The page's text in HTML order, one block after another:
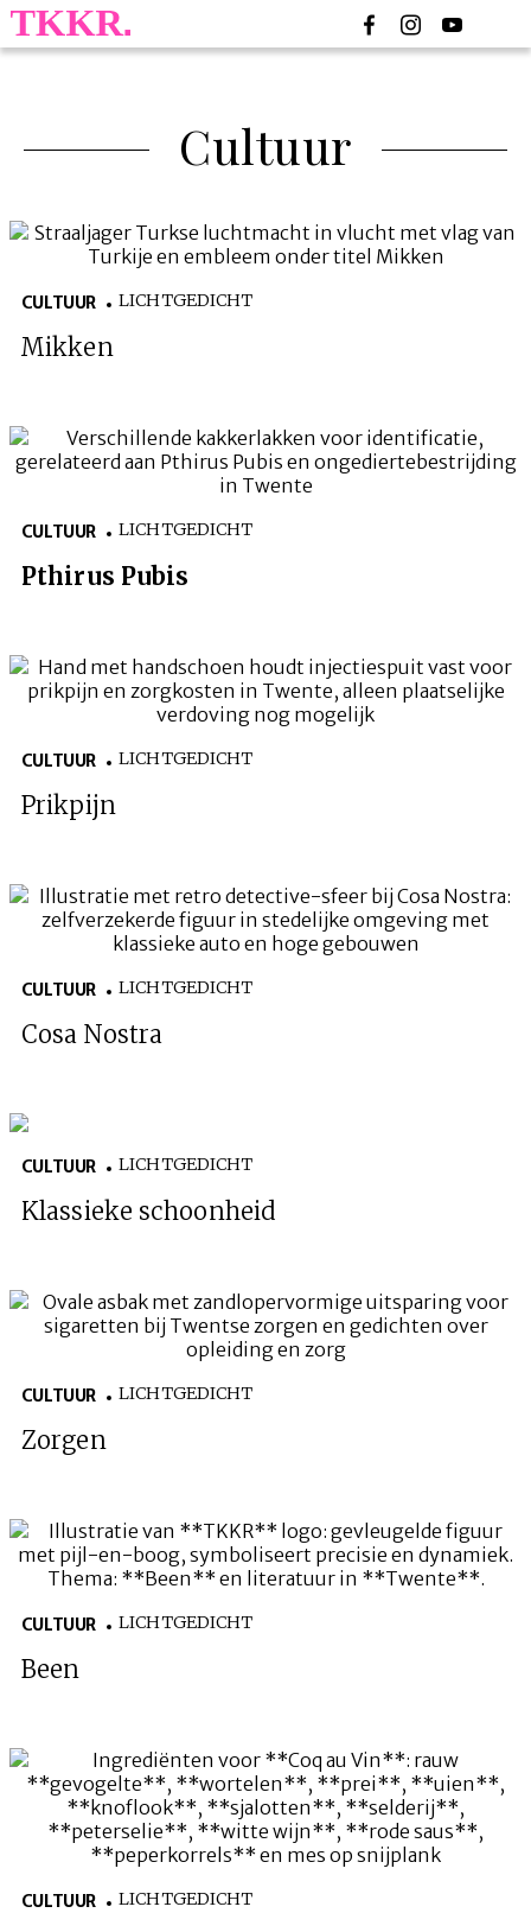
Cultuur
CULTUUR LICHTGEDICHT
Mikken
CULTUUR LICHTGEDICHT
Pthirus Pubis
CULTUUR LICHTGEDICHT
Prikpijn
CULTUUR LICHTGEDICHT
Cosa Nostra
CULTUUR LICHTGEDICHT
Klassieke schoonheid
CULTUUR LICHTGEDICHT
Zorgen
CULTUUR LICHTGEDICHT
Been
CULTUUR LICHTGEDICHT